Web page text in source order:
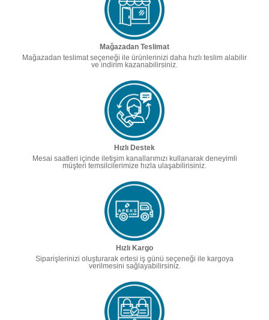
Mağazadan Teslimat
Mağazadan teslimat seçeneği ile ürünlerinizi daha hızlı teslim alabilir
ve indirim kazanabilirsiniz.
Hızlı Destek
Mesai saatleri içinde iletişim kanallarımızı kullanarak deneyimli
müşteri temsilcilerimize hızla ulaşabilirisiniz.
Hızlı Kargo
Siparişlerinizi oluşturarak ertesi iş günü seçeneği ile kargoya
verilmesini sağlayabilirsiniz.